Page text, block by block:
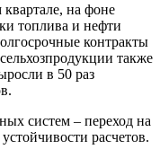
на фоне
топлива и нефти
контракты
также
в 50 раз
систем – переход на
расчетов.